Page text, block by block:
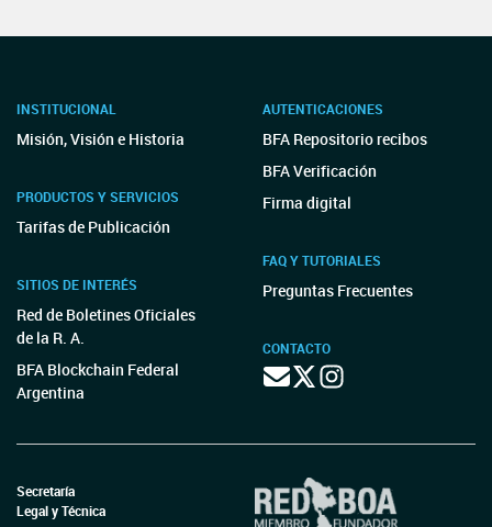
INSTITUCIONAL
Misión, Visión e Historia
PRODUCTOS Y SERVICIOS
Tarifas de Publicación
SITIOS DE INTERÉS
Red de Boletines Oficiales
de la R. A.
BFA Blockchain Federal
Argentina
AUTENTICACIONES
BFA Repositorio recibos
BFA Verificación
Firma digital
FAQ Y TUTORIALES
Preguntas Frecuentes
CONTACTO
Secretaría
Legal y Técnica